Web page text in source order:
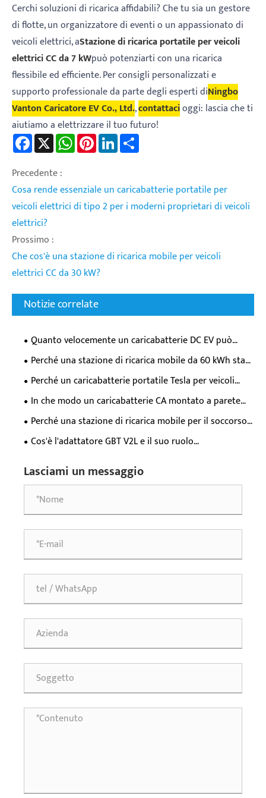
Cerchi soluzioni di ricarica affidabili? Che tu sia un gestore
di flotte, un organizzatore di eventi o un appassionato di
veicoli elettrici, aStazione di ricarica portatile per veicoli
elettrici CC da 7 kWpuò potenziarti con una ricarica
flessibile ed efficiente. Per consigli personalizzati e
supporto professionale da parte degli esperti diNingbo
Vanton Caricatore EV Co., Ltd.,contattacioggi: lascia che ti
aiutiamo a elettrizzare il tuo futuro!
Facebook WhatsAppPinterestLinkedIn
Precedente :
Cosa rende essenziale un caricabatterie portatile per
veicoli elettrici di tipo 2 per i moderni proprietari di veicoli
elettrici?
Prossimo :
Che cos'è una stazione di ricarica mobile per veicoli
elettrici CC da 30 kW?
Notizie correlate
Quanto velocemente un caricabatterie DC EV può
effettivamente riempire la batteria della tua auto
elettrica?
Perché una stazione di ricarica mobile da 60 kWh sta
trasformando la flessibilità di ricarica dei veicoli
elettrici?
Perché un caricabatterie portatile Tesla per veicoli
elettrici è essenziale per i moderni proprietari di veicoli
elettrici?
In che modo un caricabatterie CA montato a parete
trasforma l'esperienza quotidiana di ricarica dei veicoli
elettrici?
Perché una stazione di ricarica mobile per il soccorso
stradale da 65kWh è essenziale per il moderno supporto
di emergenza dei veicoli elettrici?
Cos'è l'adattatore GBT V2L e il suo ruolo
Lasciami un messaggio